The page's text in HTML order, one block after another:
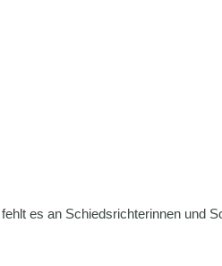
es an Schiedsrichterinnen und